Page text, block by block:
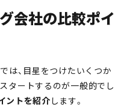
会社の比較ポイ
は、目星をつけたいくつか
タートするのが一般的でし
ントを紹介 します。